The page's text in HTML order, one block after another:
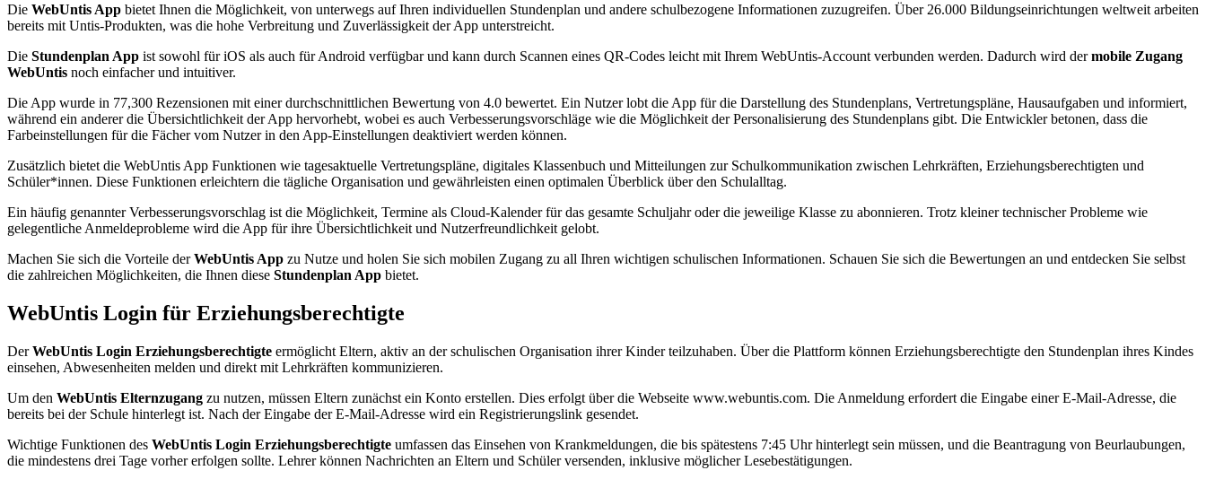
Die WebUntis App bietet Ihnen die Möglichkeit, von unterwegs auf Ihren individuellen Stundenplan und andere schulbezogene Informationen zuzugreifen. Über 26.000 Bildungseinrichtungen weltweit arbeiten
bereits mit Untis-Produkten, was die hohe Verbreitung und Zuverlässigkeit der App unterstreicht.
Die Stundenplan App ist sowohl für iOS als auch für Android verfügbar und kann durch Scannen eines QR-Codes leicht mit Ihrem WebUntis-Account verbunden werden. Dadurch wird dermobile Zugang
WebUntis noch einfacher und intuitiver.
Die App wurde in 77,300 Rezensionen mit einer durchschnittlichen Bewertung von 4.0 bewertet. Ein Nutzer lobt die App für die Darstellung des Stundenplans, Vertretungspläne, Hausaufgaben und informiert,
während ein anderer die Übersichtlichkeit der App hervorhebt, wobei es auch Verbesserungsvorschläge wie die Möglichkeit der Personalisierung des Stundenplans gibt. Die Entwickler betonen, dass die
Farbeinstellungen für die Fächer vom Nutzer in den App-Einstellungen deaktiviert werden können.
Zusätzlich bietet die WebUntis App Funktionen wie tagesaktuelle Vertretungspläne, digitales Klassenbuch und Mitteilungen zur Schulkommunikation zwischen Lehrkräften, Erziehungsberechtigten und
Schüler*innen. Diese Funktionen erleichtern die tägliche Organisation und gewährleisten einen optimalen Überblick über den Schulalltag.
Ein häufig genannter Verbesserungsvorschlag ist die Möglichkeit, Termine als Cloud-Kalender für das gesamte Schuljahr oder die jeweilige Klasse zu abonnieren. Trotz kleiner technischer Probleme wie
gelegentliche Anmeldeprobleme wird die App für ihre Übersichtlichkeit und Nutzerfreundlichkeit gelobt.
Machen Sie sich die Vorteile derWebUntis App zu Nutze und holen Sie sich mobilen Zugang zu all Ihren wichtigen schulischen Informationen. Schauen Sie sich die Bewertungen an und entdecken Sie selbst
die zahlreichen Möglichkeiten, die Ihnen diese Stundenplan App bietet.
WebUntis Login für Erziehungsberechtigte
DerWebUntis Login Erziehungsberechtigte ermöglicht Eltern, aktiv an der schulischen Organisation ihrer Kinder teilzuhaben. Über die Plattform können Erziehungsberechtigte den Stundenplan ihres Kindes
einsehen, Abwesenheiten melden und direkt mit Lehrkräften kommunizieren.
Um den WebUntis Elternzugang zu nutzen, müssen Eltern zunächst ein Konto erstellen. Dies erfolgt über die Webseite www.webuntis.com. Die Anmeldung erfordert die Eingabe einer E-Mail-Adresse, die
bereits bei der Schule hinterlegt ist. Nach der Eingabe der E-Mail-Adresse wird ein Registrierungslink gesendet.
Wichtige Funktionen des WebUntis Login Erziehungsberechtigte umfassen das Einsehen von Krankmeldungen, die bis spätestens 7:45 Uhr hinterlegt sein müssen, und die Beantragung von Beurlaubungen,
die mindestens drei Tage vorher erfolgen sollte. Lehrer können Nachrichten an Eltern und Schüler versenden, inklusive möglicher Lesebestätigungen.